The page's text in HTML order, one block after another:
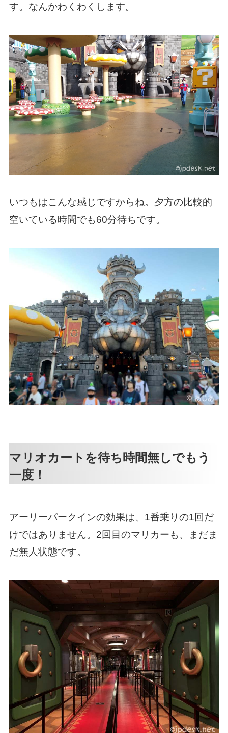
す。なんかわくわくします。
いつもはこんな感じですからね。夕方の比較的
空いている時間でも60分待ちです。
マリオカートを待ち時間無しでもう
一度！
アーリーパークインの効果は、1番乗りの1回だ
けではありません。2回目のマリカーも、まだま
だ無人状態です。